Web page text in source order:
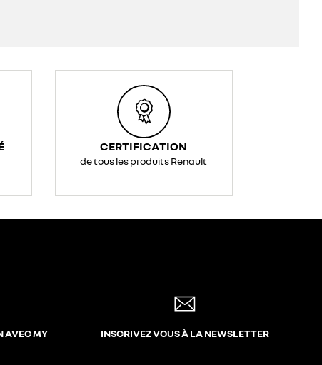
CERTIFICATION
de tous les produits Renault
AVEC MY
INSCRIVEZ VOUS À LA NEWSLETTER